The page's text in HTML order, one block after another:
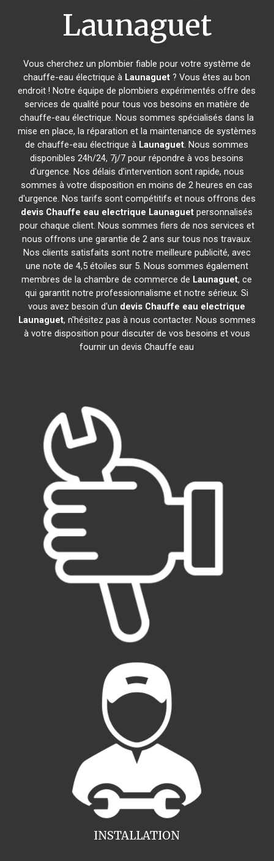
Launaguet
Vous cherchez un plombier fiable pour votre système de
chauffe-eau électrique à Launaguet ? Vous êtes au bon
endroit ! Notre équipe de plombiers expérimentés offre des
services de qualité pour tous vos besoins en matière de
chauffe-eau électrique. Nous sommes spécialisés dans la
mise en place, la réparation et la maintenance de systèmes
de chauffe-eau électrique à Launaguet. Nous sommes
disponibles 24h/24, 7j/7 pour répondre à vos besoins
d'urgence. Nos délais d'intervention sont rapide, nous
sommes à votre disposition en moins de 2 heures en cas
d'urgence. Nos tarifs sont compétitifs et nous offrons des
devis Chauffe eau electrique Launaguet personnalisés
pour chaque client. Nous sommes fiers de nos services et
nous offrons une garantie de 2 ans sur tous nos travaux.
Nos clients satisfaits sont notre meilleure publicité, avec
une note de 4,5 étoiles sur 5. Nous sommes également
membres de la chambre de commerce de Launaguet, ce
qui garantit notre professionnalisme et notre sérieux. Si
vous avez besoin d'un devis Chauffe eau electrique
Launaguet, n'hésitez pas à nous contacter. Nous sommes
à votre disposition pour discuter de vos besoins et vous
fournir un devis Chauffe eau
INSTALLATION